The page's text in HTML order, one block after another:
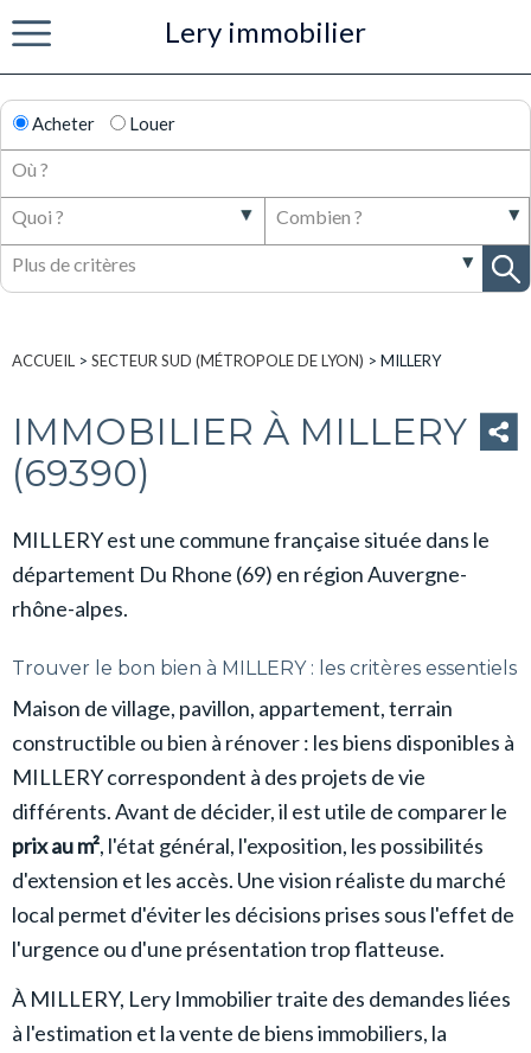
Lery immobilier
Acheter Louer
ACCUEIL > SECTEUR SUD (MÉTROPOLE DE LYON) > MILLERY
IMMOBILIER À MILLERY
(69390)
MILLERY est une commune française située dans le
département Du Rhone (69) en région Auvergne-
rhône-alpes.
Trouver le bon bien à MILLERY : les critères essentiels
Maison de village, pavillon, appartement, terrain
constructible ou bien à rénover : les biens disponibles à
MILLERY correspondent à des projets de vie
différents. Avant de décider, il est utile de comparer le
prix au m², l'état général, l'exposition, les possibilités
d'extension et les accès. Une vision réaliste du marché
local permet d'éviter les décisions prises sous l'effet de
l'urgence ou d'une présentation trop flatteuse.
À MILLERY, Lery Immobilier traite des demandes liées
à l'estimation et la vente de biens immobiliers, la